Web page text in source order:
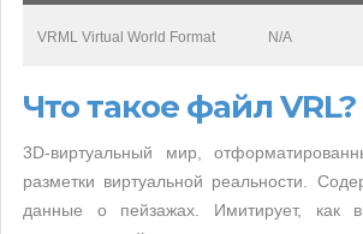
VRML Virtual World Format N/A
Что такое файл VRL?
3D-виртуальный мир,
разметки виртуальной реальности.
данные о пейзажах. Имитирует, как